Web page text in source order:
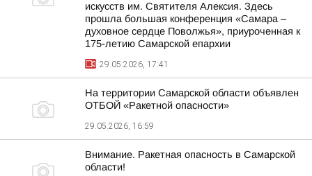
искусств им. Святителя Алексия. Здесь
прошла большая конференция «Самара –
духовное сердце Поволжья», приуроченная к
175-летию Самарской епархии
29.05.2026, 17:41
На территории Самарской области объявлен
ОТБОЙ «Ракетной опасности»
29.05.2026, 16:59
Внимание. Ракетная опасность в Самарской
области!